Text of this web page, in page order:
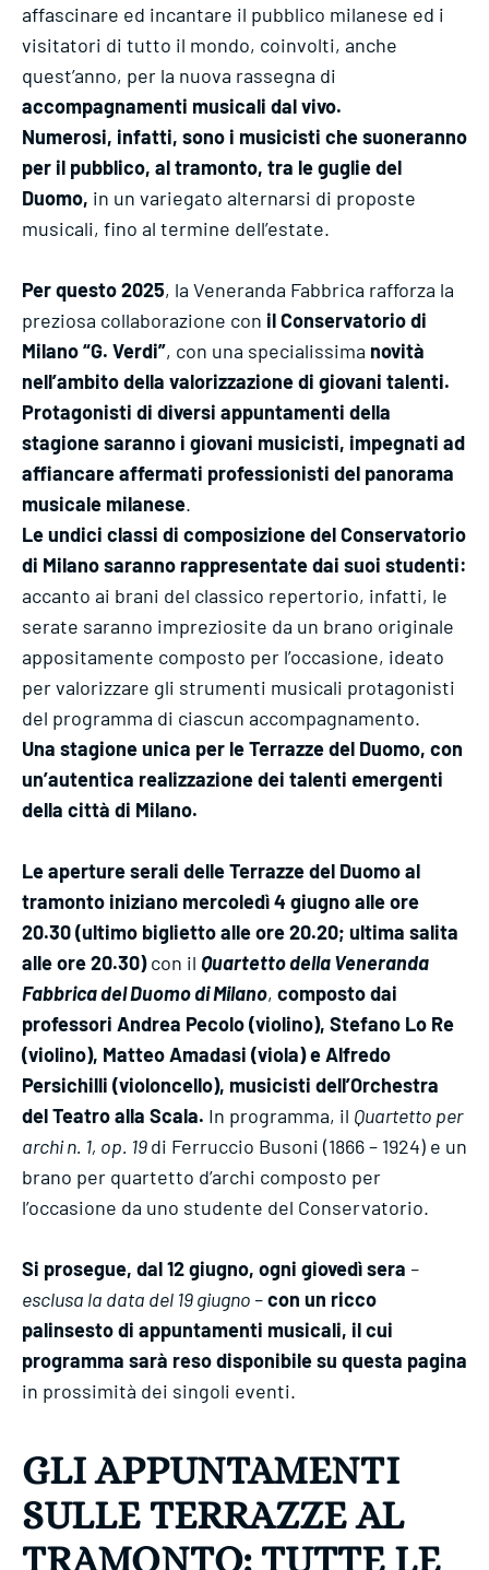
affascinare ed incantare il pubblico milanese ed i
visitatori di tutto il mondo, coinvolti, anche
quest’anno, per la nuova rassegna di
accompagnamenti musicali dal vivo.
Numerosi, infatti, sono i musicisti che suoneranno
per il pubblico, al tramonto, tra le guglie del
Duomo, in un variegato alternarsi di proposte
musicali, fino al termine dell’estate.
Per questo 2025, la Veneranda Fabbrica rafforza la
preziosa collaborazione con il Conservatorio di
Milano “G. Verdi”, con una specialissima novità
nell’ambito della valorizzazione di giovani talenti.
Protagonisti di diversi appuntamenti della
stagione saranno i giovani musicisti, impegnati ad
affiancare affermati professionisti del panorama
musicale milanese.
Le undici classi di composizione del Conservatorio
di Milano saranno rappresentate dai suoi studenti:
accanto ai brani del classico repertorio, infatti, le
serate saranno impreziosite da un brano originale
appositamente composto per l’occasione, ideato
per valorizzare gli strumenti musicali protagonisti
del programma di ciascun accompagnamento.
Una stagione unica per le Terrazze del Duomo, con
un’autentica realizzazione dei talenti emergenti
della città di Milano.
Le aperture serali delle Terrazze del Duomo al
tramonto iniziano mercoledì 4 giugno alle ore
20.30 (ultimo biglietto alle ore 20.20; ultima salita
alle ore 20.30)con il Quartetto della Veneranda
Fabbrica del Duomo di Milano, composto dai
professori Andrea Pecolo (violino), Stefano Lo Re
(violino), Matteo Amadasi (viola) e Alfredo
Persichilli (violoncello), musicisti dell’Orchestra
del Teatro alla Scala. In programma, il Quartetto per
archi n. 1, op. 19di Ferruccio Busoni (1866 – 1924) e un
brano per quartetto d’archi composto per
l’occasione da uno studente del Conservatorio.
Si prosegue, dal 12 giugno, ogni giovedì sera –
esclusa la data del 19 giugno –con un ricco
palinsesto di appuntamenti musicali, il cui
programma sarà reso disponibile su questa pagina
in prossimità dei singoli eventi.
GLI APPUNTAMENTI
SULLE TERRAZZE AL
TRAMONTO: TUTTE LE